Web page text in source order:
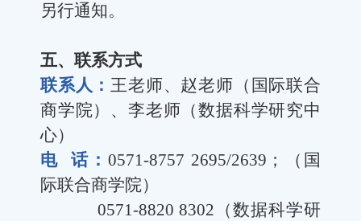
另行通知。
五、联系方式
联系人：王老师、赵老师 （ 国际联合
商学院） 、李老师（数据科学研究中
心）
电
话：0571-8757 2695/2639 ；（ 国
际联合商学院）
0571-8820 8302 （数据科学研